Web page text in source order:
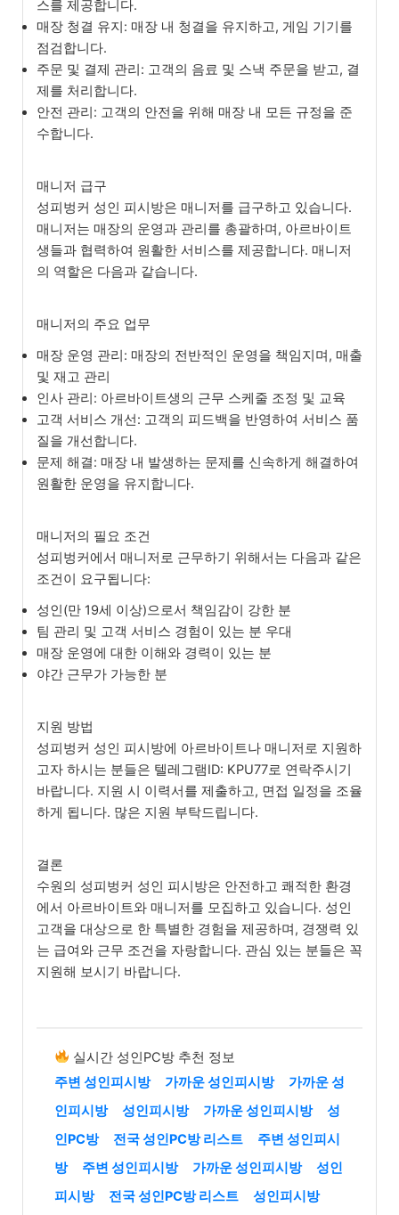
스를 제공합니다.
매장 청결 유지: 매장 내 청결을 유지하고, 게임 기기를
점검합니다.
주문 및 결제 관리: 고객의 음료 및 스낵 주문을 받고, 결
제를 처리합니다.
안전 관리: 고객의 안전을 위해 매장 내 모든 규정을 준
수합니다.
매니저 급구
성피벙커 성인 피시방은 매니저를 급구하고 있습니다.
매니저는 매장의 운영과 관리를 총괄하며, 아르바이트
생들과 협력하여 원활한 서비스를 제공합니다. 매니저
의 역할은 다음과 같습니다.
매니저의 주요 업무
매장 운영 관리: 매장의 전반적인 운영을 책임지며, 매출
및 재고 관리
인사 관리: 아르바이트생의 근무 스케줄 조정 및 교육
고객 서비스 개선: 고객의 피드백을 반영하여 서비스 품
질을 개선합니다.
문제 해결: 매장 내 발생하는 문제를 신속하게 해결하여
원활한 운영을 유지합니다.
매니저의 필요 조건
성피벙커에서 매니저로 근무하기 위해서는 다음과 같은
조건이 요구됩니다:
성인(만 19세 이상)으로서 책임감이 강한 분
팀 관리 및 고객 서비스 경험이 있는 분 우대
매장 운영에 대한 이해와 경력이 있는 분
야간 근무가 가능한 분
지원 방법
성피벙커 성인 피시방에 아르바이트나 매니저로 지원하
고자 하시는 분들은 텔레그램ID: KPU77로 연락주시기
바랍니다. 지원 시 이력서를 제출하고, 면접 일정을 조율
하게 됩니다. 많은 지원 부탁드립니다.
결론
수원의 성피벙커 성인 피시방은 안전하고 쾌적한 환경
에서 아르바이트와 매니저를 모집하고 있습니다. 성인
고객을 대상으로 한 특별한 경험을 제공하며, 경쟁력 있
는 급여와 근무 조건을 자랑합니다. 관심 있는 분들은 꼭
지원해 보시기 바랍니다.
실시간 성인PC방 추천 정보
주변 성인피시방
가까운 성인피시방
가까운 성
인피시방
성인피시방 가까운 성인피시방
성
인PC방
전국 성인PC방 리스트
주변 성인피시
방
주변 성인피시방 가까운 성인피시방
성인
피시방
전국 성인PC방 리스트
성인피시방